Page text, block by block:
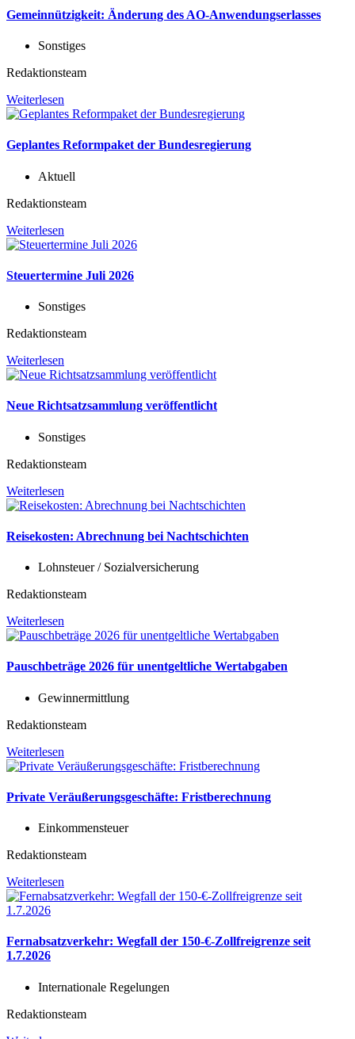
Gemeinnützigkeit: Änderung des AO-Anwendungserlasses
Sonstiges
Redaktionsteam
Weiterlesen
Geplantes Reformpaket der Bundesregierung
Aktuell
Redaktionsteam
Weiterlesen
Steuertermine Juli 2026
Sonstiges
Redaktionsteam
Weiterlesen
Neue Richtsatzsammlung veröffentlicht
Sonstiges
Redaktionsteam
Weiterlesen
Reisekosten: Abrechnung bei Nachtschichten
Lohnsteuer / Sozialversicherung
Redaktionsteam
Weiterlesen
Pauschbeträge 2026 für unentgeltliche Wertabgaben
Gewinnermittlung
Redaktionsteam
Weiterlesen
Private Veräußerungsgeschäfte: Fristberechnung
Einkommensteuer
Redaktionsteam
Weiterlesen
Fernabsatzverkehr: Wegfall der 150-€-Zollfreigrenze seit
1.7.2026
Internationale Regelungen
Redaktionsteam